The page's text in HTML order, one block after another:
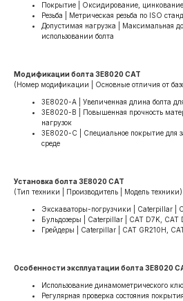
Покрытие | Оксидирование,
Резьба | Метрическая резьба по ISO
Допустимая нагрузка | Максимальная
использовании болта
Модификации болта 3E8020 CAT
(Номер модификации | Основные отличия от
3E8020-A | Увеличенная длина болта
3E8020-B | Повышенная прочность
нагрузок
3E8020-C | Специальное покрытие для
среде
Установка болта 3E8020 CAT
(Тип техники | Производитель | Модель техники)
Экскаваторы-погрузчики | Caterpillar |
Бульдозеры | Caterpillar | CAT D7K, CAT
Грейдеры | Caterpillar | CAT GR210H,
Особенности эксплуатации болта 3E8020
Использование динамометрического
Регулярная проверка состояния